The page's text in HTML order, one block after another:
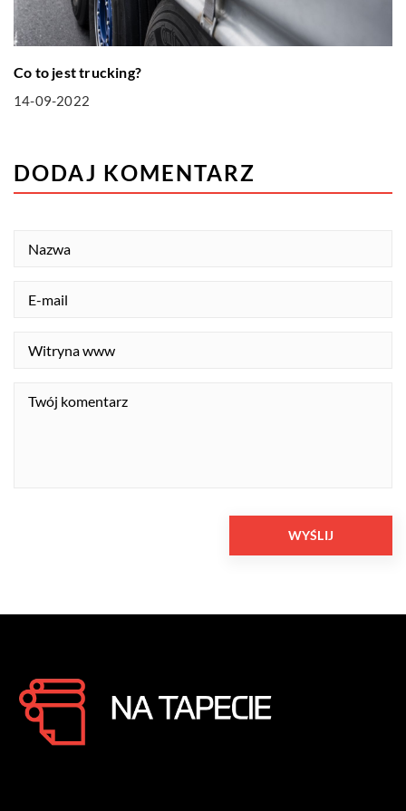
Co to jest trucking?
14-09-2022
DODAJ KOMENTARZ